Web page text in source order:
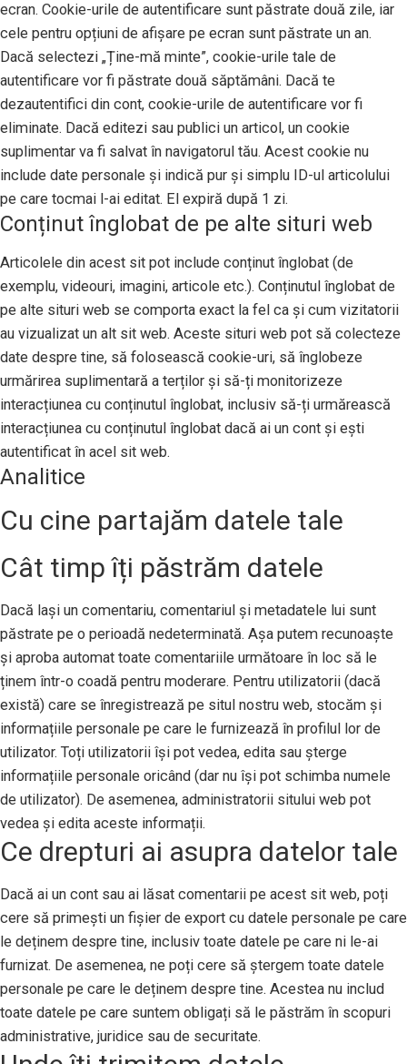
ecran. Cookie-urile de autentificare sunt păstrate două zile, iar
cele pentru opțiuni de afișare pe ecran sunt păstrate un an.
Dacă selectezi „Ține-mă minte”, cookie-urile tale de
autentificare vor fi păstrate două săptămâni. Dacă te
dezautentifici din cont, cookie-urile de autentificare vor fi
eliminate. Dacă editezi sau publici un articol, un cookie
suplimentar va fi salvat în navigatorul tău. Acest cookie nu
include date personale și indică pur și simplu ID-ul articolului
pe care tocmai l-ai editat. El expiră după 1 zi.
Conținut înglobat de pe alte situri web
Articolele din acest sit pot include conținut înglobat (de
exemplu, videouri, imagini, articole etc.). Conținutul înglobat de
pe alte situri web se comporta exact la fel ca și cum vizitatorii
au vizualizat un alt sit web. Aceste situri web pot să colecteze
date despre tine, să folosească cookie-uri, să înglobeze
urmărirea suplimentară a terților și să-ți monitorizeze
interacțiunea cu conținutul înglobat, inclusiv să-ți urmărească
interacțiunea cu conținutul înglobat dacă ai un cont și ești
autentificat în acel sit web.
Analitice
Cu cine partajăm datele tale
Cât timp îți păstrăm datele
Dacă lași un comentariu, comentariul și metadatele lui sunt
păstrate pe o perioadă nedeterminată. Așa putem recunoaște
și aproba automat toate comentariile următoare în loc să le
ținem într-o coadă pentru moderare. Pentru utilizatorii (dacă
există) care se înregistrează pe situl nostru web, stocăm și
informațiile personale pe care le furnizează în profilul lor de
utilizator. Toți utilizatorii își pot vedea, edita sau șterge
informațiile personale oricând (dar nu își pot schimba numele
de utilizator). De asemenea, administratorii sitului web pot
vedea și edita aceste informații.
Ce drepturi ai asupra datelor tale
Dacă ai un cont sau ai lăsat comentarii pe acest sit web, poți
cere să primești un fișier de export cu datele personale pe care
le deținem despre tine, inclusiv toate datele pe care ni le-ai
furnizat. De asemenea, ne poți cere să ștergem toate datele
personale pe care le deținem despre tine. Acestea nu includ
toate datele pe care suntem obligați să le păstrăm în scopuri
administrative, juridice sau de securitate.